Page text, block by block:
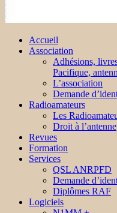
Accueil
Association
Adhésions,
Pacifique,
L’association
Demande
Radioamateurs
Les
Droit à l’antenne
Revues
Formation
Services
QSL ANRPFD
Demande
Diplômes RAF
Logiciels